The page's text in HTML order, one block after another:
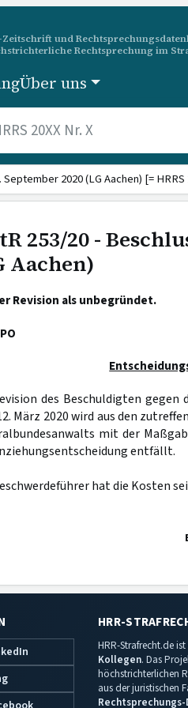
und
Rechtsprechung im
Über uns
September 2020 (LG Aachen) [= HRRS
253/20 -
Aachen)
Revision als unbegründet.
des Beschuldigten
März 2020 wird aus den
mit der
entfällt.
hat die Kosten
HRR-
HRR-Strafrecht.de
Kollegen. Das
höchstrichterlichen
aus der juristischen